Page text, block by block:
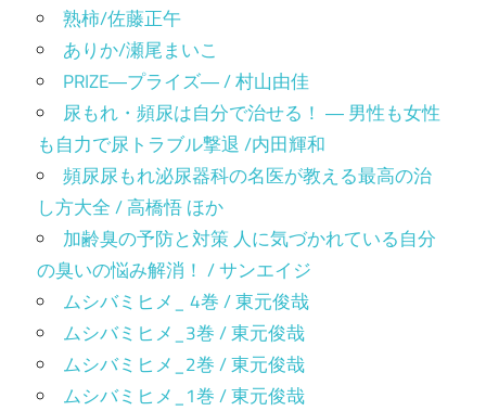
熟柿/佐藤正午
ありか/瀬尾まいこ
PRIZE―プライズ― / 村山由佳
尿もれ・頻尿は自分で治せる！ ― 男性も女性
も自力で尿トラブル撃退 /内田輝和
頻尿尿もれ泌尿器科の名医が教える最高の治
し方大全 / 高橋悟 ほか
加齢臭の予防と対策 人に気づかれている自分
の臭いの悩み解消！ / サンエイジ
ムシバミヒメ_ 4巻 / 東元俊哉
ムシバミヒメ_3巻 / 東元俊哉
ムシバミヒメ_2巻 / 東元俊哉
ムシバミヒメ_1巻 / 東元俊哉